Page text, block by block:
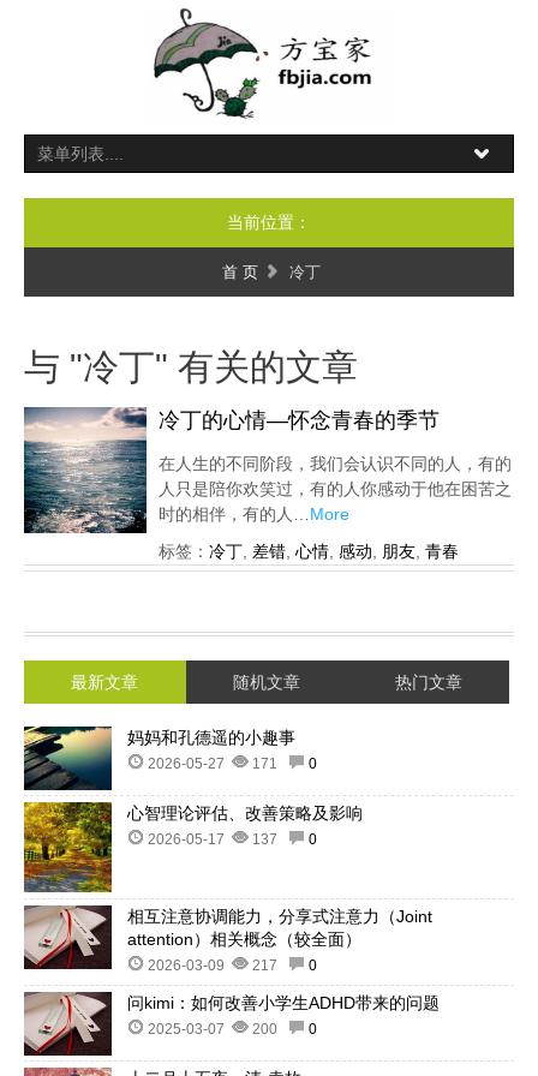
当前位置：
首 页 冷丁
与 "冷丁" 有关的文章
冷丁的心情—怀念青春的季节
在人生的不同阶段，我们会认识不同的人，有的
人只是陪你欢笑过，有的人你感动于他在困苦之
时的相伴，有的人… More
标签： 冷丁 差错 心情 感动 朋友 青春
最新文章 随机文章 热门文章
妈妈和孔德遥的小趣事
2026-05-27 171 0
心智理论评估、改善策略及影响
2026-05-17 137 0
相互注意协调能力，分享式注意力（Joint
attention）相关概念（较全面）
2026-03-09 217 0
问kimi：如何改善小学生ADHD带来的问题
2025-03-07 200 0